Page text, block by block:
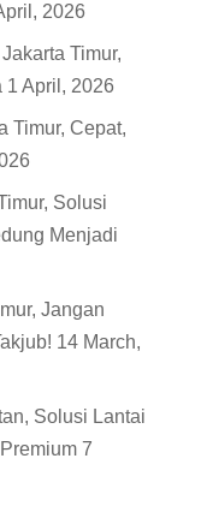
2026
Timur,
1 April, 2026
Timur, Cepat,
Solusi
Menjadi
Jangan
14 March,
Solusi Lantai
7